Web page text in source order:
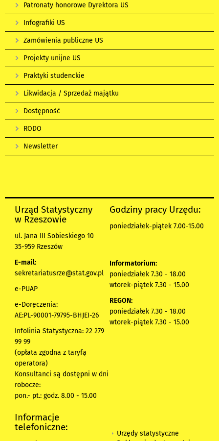
Patronaty honorowe Dyrektora US
Infografiki US
Zamówienia publiczne US
Projekty unijne US
Praktyki studenckie
Likwidacja / Sprzedaż majątku
Dostępność
RODO
Newsletter
Urząd Statystyczny
w Rzeszowie
ul. Jana III Sobieskiego 10
35-959 Rzeszów
E-mail:
sekretariatusrze@stat.gov.pl
e-PUAP
e-Doręczenia:
AE:PL-90001-79795-BHJEI-26
Infolinia Statystyczna: 22 279
99 99
(opłata zgodna z taryfą
operatora)
Konsultanci są dostępni w dni
robocze:
pon.- pt.: godz. 8.00 - 15.00
Godziny pracy Urzędu:
poniedziałek-piątek 7.00-15.00
Informatorium:
poniedziałek 7.30 - 18.00
wtorek-piątek 7.30 - 15.00
REGON:
poniedziałek 7.30 - 18.00
wtorek-piątek 7.30 - 15.00
Informacje
telefoniczne:
Urzędy statystyczne